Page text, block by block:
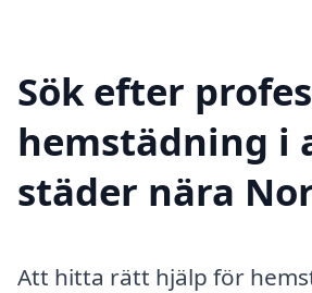
Sök efter
hemstädning i
städer nära
Att hitta rätt hjälp för